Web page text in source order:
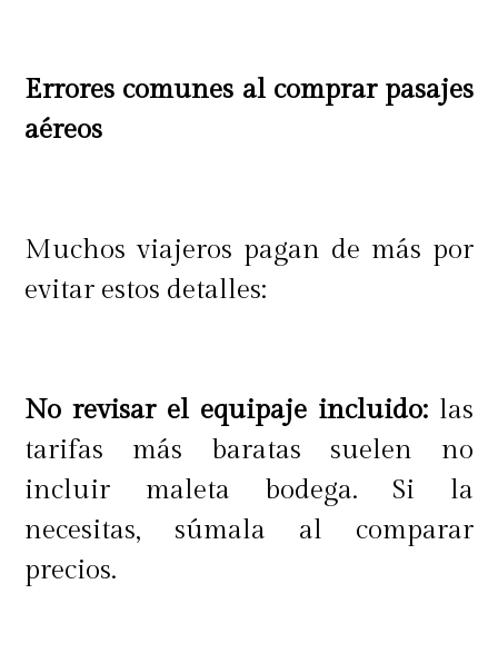
Errores comunes al comprar pasajes
aéreos
Muchos viajeros pagan de más por
evitar estos detalles:
No revisar el equipaje incluido:las
tarifas más baratas suelen no
incluir maleta bodega. Si la
necesitas, súmala al comparar
precios.